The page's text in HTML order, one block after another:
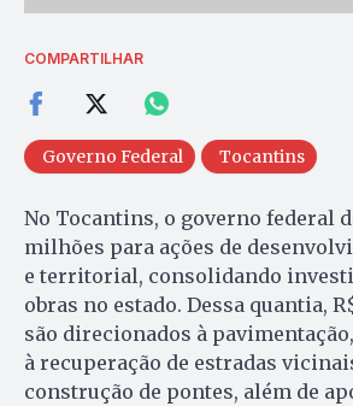
COMPARTILHAR
Governo Federal Tocantins
No Tocantins, o governo federal
milhões para ações de
e territorial, consolidando
obras no estado. Dessa quantia,
são direcionados à
à recuperação de estradas
construção de pontes, além de